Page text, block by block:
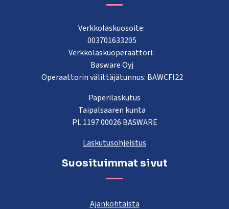
Verkkolaskuosoite:
003701633205
Verkkolaskuoperaattori:
Basware Oyj
Operaattorin välittäjätunnus: BAWCFI22
Paperilaskutus
Taipalsaaren kunta
PL 1197 00026 BASWARE
Laskutusohjeistus
Suosituimmat sivut
Ajankohtaista